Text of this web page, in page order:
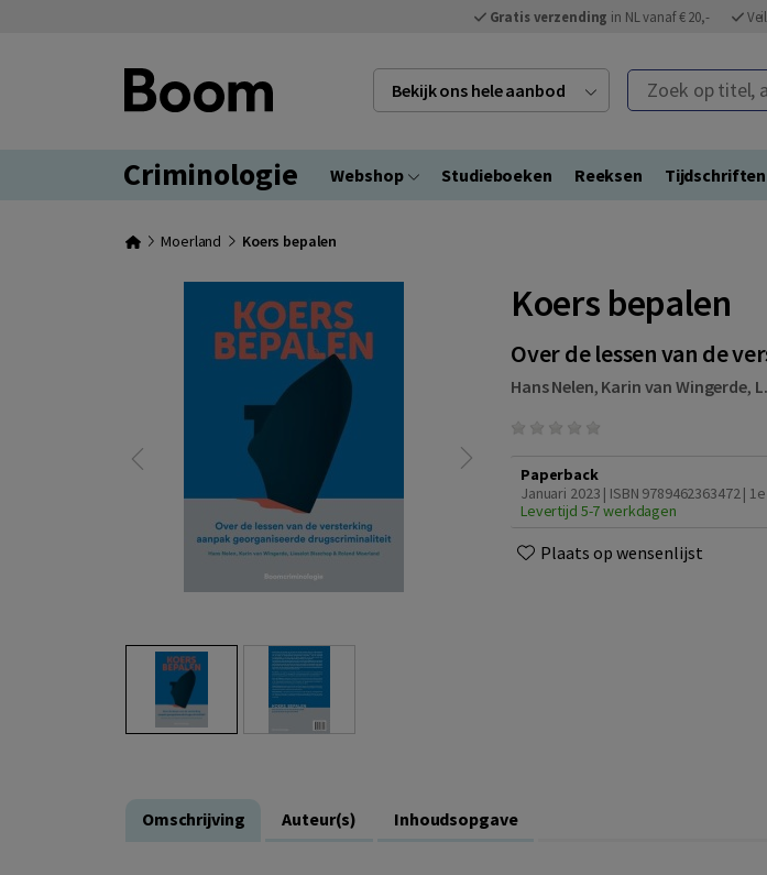
Gratis verzending in NL vanaf € 20,-
Bekijk ons hele aanbod Zoek op titel,
Criminologie Webshop Studieboeken Reeksen Tijdschriften
Moerland Koers bepalen
Koers bepalen
Over de lessen van de
Hans Nelen, Karin van Wingerde,
Paperback
Januari 2023 | ISBN 9789462363472 |
Levertijd 5-7 werkdagen
Plaats op wensenlijst
Omschrijving Auteur(s) Inhoudsopgave